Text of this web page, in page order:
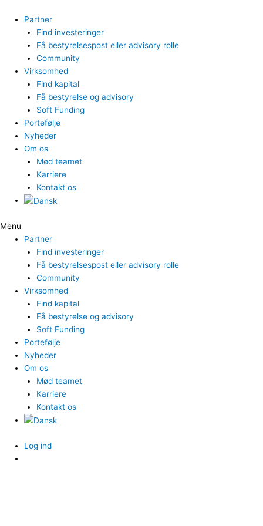
indholdet
Partner
Find investeringer
Få bestyrelsespost eller advisory rolle
Community
Virksomhed
Find kapital
Få bestyrelse og advisory
Soft Funding
Portefølje
Nyheder
Om os
Mød teamet
Karriere
Kontakt os
Menu
Partner
Find investeringer
Få bestyrelsespost eller advisory rolle
Community
Virksomhed
Find kapital
Få bestyrelse og advisory
Soft Funding
Portefølje
Nyheder
Om os
Mød teamet
Karriere
Kontakt os
Log ind